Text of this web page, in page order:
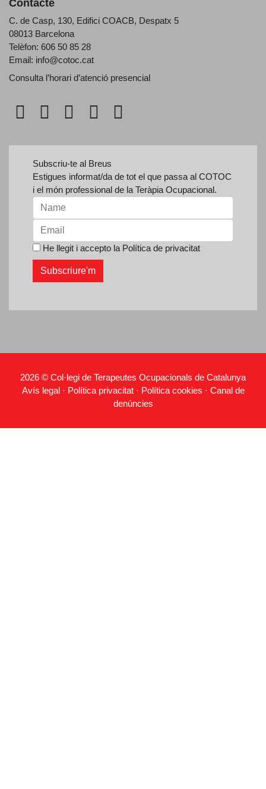
Contacte
C. de Casp, 130, Edifici COACB, Despatx 5
08013 Barcelona
Telèfon: 606 50 85 28
Email: info@cotoc.cat
Consulta l’horari d’atenció presencial
Subscriu-te al Breus
Estigues informat/da de tot el que passa al COTOC
i el món professional de la Teràpia Ocupacional.
He llegit i accepto la Política de privacitat
2026 © Col·legi de Terapeutes Ocupacionals de Catalunya
Avís legal· Política privacitat· Política cookies · Canal de
denúncies